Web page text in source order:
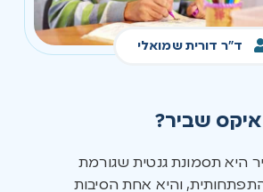
ד"ר דורית שמואלי
שביר?
היא תסמונת גנטית שגורמת
והיא אחת הסיבות